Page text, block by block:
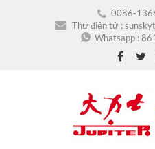
0086-
Thư điện tử :
Whatsapp :